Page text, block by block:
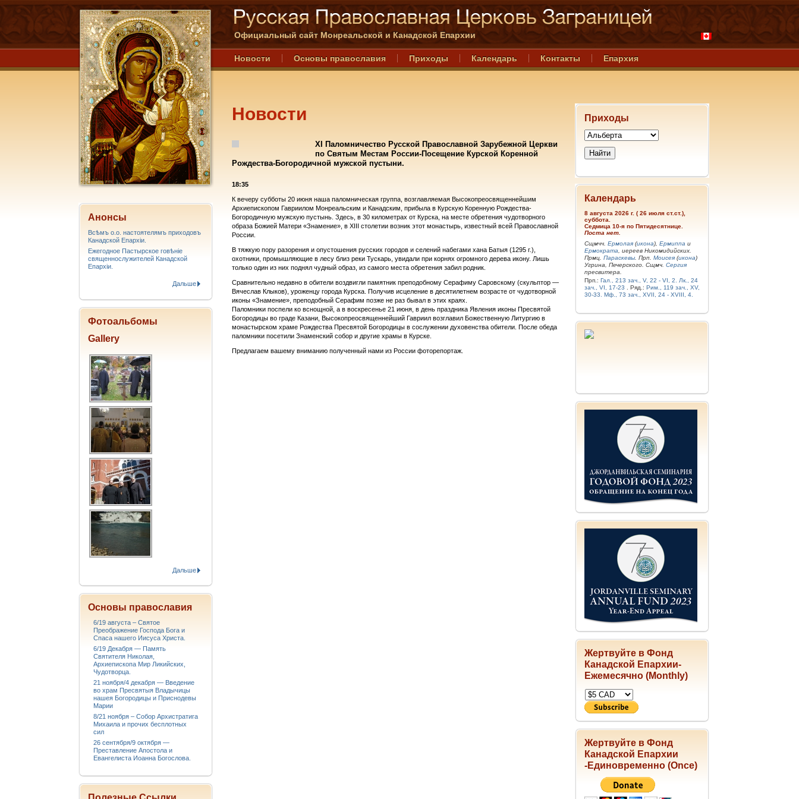
Официальный сайт Монреальской и Канадской Епархии
Новости Основы православия Приходы Календарь Контакты Епархия
Приходы
Календарь
8 августа 2026 г. ( 26 июля ст.ст.),
суббота.
Седмица 10-я по Пятидесятнице.
Поста нет.
Сщмчч. Ермолая (икона), Ермиппа и
Ермократа , иереев Никомидийских.
Прмц. Параскевы . Прп. Моисея (икона)
Угрина, Печерского. Сщмч. Сергия
пресвитера.
Прп.: Гал., 213 зач., V, 22 - VI, 2.
Лк., 24
зач., VI, 17-23
. Ряд.: Рим., 119 зач., XV,
30-33.
Мф., 73 зач., XVII, 24 - XVIII, 4.
Жертвуйте в Фонд
Канадской Епархии-
Ежемесячно (Monthly)
Жертвуйте в Фонд
Канадской Епархии
-Единовременно (Once)
Новости
XI Паломничество Русской Православной Зарубежной Церкви
по Святым Местам России-Посещение Курской Коренной
Рождества-Богородичной мужской пустыни.
18:35
К вечеру субботы 20 июня наша паломническая группа, возглавляемая Высокопреосвященнейшим
Архиепископом Гавриилом Монреальским и Канадским, прибыла в Курскую Коренную Рождества-
Богородичную мужскую пустынь. Здесь, в 30 километрах от Курска, на месте обретения чудотворного
образа Божией Матери «Знамение», в XIII столетии возник этот монастырь, известный всей Православной
России.
В тяжкую пору разорения и опустошения русских городов и селений набегами хана Батыя (1295 г.),
охотники, промышляющие в лесу близ реки Тускарь, увидали при корнях огромного дерева икону. Лишь
только один из них поднял чудный образ, из самого места обретения забил родник.
Сравнительно недавно в обители воздвигли памятник преподобному Серафиму Саровскому (скульптор —
Вячеслав Клыков), уроженцу города Курска. Получив исцеление в десятилетнем возрасте от чудотворной
иконы «Знамение», преподобный Серафим позже не раз бывал в этих краях.
Паломники поспели ко вснощной, а в воскресенье 21 июня, в день праздника Явления иконы Пресвятой
Богородицы во граде Казани, Высокопреосвященнейший Гавриил возглавил Божественную Литургию в
монастырском храме Рождества Пресвятой Богородицы в сослужении духовенства обители. После обеда
паломники посетили Знаменский собор и другие храмы в Курске.
Предлагаем вашему вниманию полученный нами из России фоторепортаж.
Анонсы
Всѣмъ о.о. настоятелямъ приходовъ
Канадской Епархiи.
Ежегодное Пастырское говѣніе
священнослужителей Канадской
Епархіи.
Дальше
Фотоальбомы
Gallery
Дальше
Основы православия
6/19 августа – Святое
Преображение Господа Бога и
Спаса нашего Иисуса Христа.
6/19 Декабря — Память
Святителя Николая,
Архиепископа Мир Ликийских,
Чудотворца.
21 ноября/4 декабря — Введение
во храм Пресвятыя Владычицы
нашея Богородицы и Приснодевы
Марии
8/21 ноября – Собор Архистратига
Михаила и прочих бесплотных
сил
26 сентября/9 октября —
Преставление Апостола и
Евангелиста Иоанна Богослова.